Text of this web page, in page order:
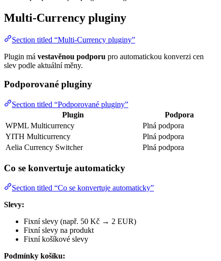
Multi-Currency pluginy
Section titled “Multi-Currency pluginy”
Plugin má vestavěnou podporu pro automatickou konverzi cen
slev podle aktuální měny.
Podporované pluginy
Section titled “Podporované pluginy”
Plugin
Podpora
WPML Multicurrency
Plná podpora
YITH Multicurrency
Plná podpora
Aelia Currency Switcher
Plná podpora
Co se konvertuje automaticky
Section titled “Co se konvertuje automaticky”
Slevy:
Fixní slevy (např. 50 Kč → 2 EUR)
Fixní slevy na produkt
Fixní košíkové slevy
Podmínky košíku: